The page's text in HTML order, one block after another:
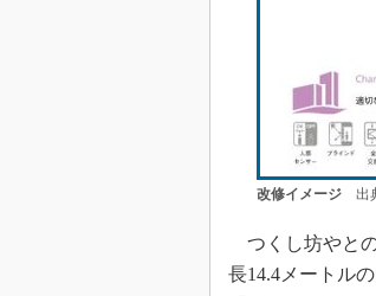
改修イメージ出典
つくし坊やと
長14.4メートル